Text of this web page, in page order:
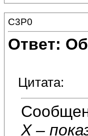
C3P0
Ответ:
Цитата:
Х –